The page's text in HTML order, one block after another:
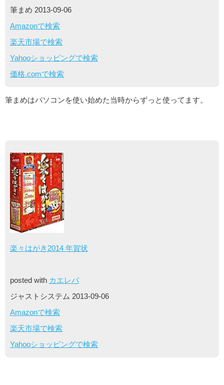
筆まめ 2013-09-06
Amazonで検索
楽天市場で検索
Yahooショッピングで検索
価格.comで検索
筆まめはパソコンを使い始めた当時からずっと使ってます。
楽々はがき2014 年賀状
posted with カエレバ
ジャストシステム 2013-09-06
Amazonで検索
楽天市場で検索
Yahooショッピングで検索